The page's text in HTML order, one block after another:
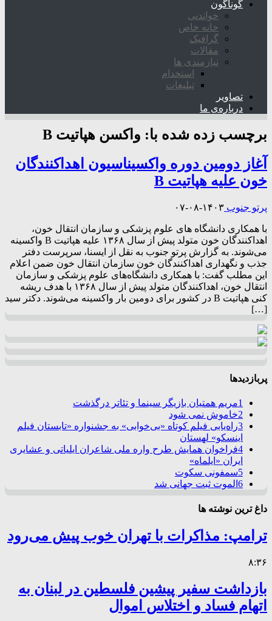
گوناگون
خواندنی
خانه خاص
گرافیک
مقالات
نیازمندی ها
استخدام
تبلیغات
تصاویر
درباره‌ی ما
برچسب زده شده با: واکسن هپاتیت B
آغاز دومین دوره واکسیناسیون اهداکنندگان
خون علیه هپاتیت B
پرتو جنوب ۱۴۰۳-۰۸-۰۷
با همکاری دانشگاه های علوم پزشکی و سازمان انتقال خون،
اهداکنندگان خون متولد پیش از سال ۱۳۶۸ علیه هپاتیت B واکسینه
می‌شوند. به گزارش پرتو جنوب به نقل از ایسنا، سرپرست دفتر
جذب و نگهداری اهداکنندگان خون سازمان انتقال خون ضمن اعلام
این مطلب گفت: با همکاری دانشگاه‌های علوم پزشکی و سازمان
انتقال خون، اهداکنندگان متولد پیش از سال ۱۳۶۸ با هدف ریشه
کنی هپاتیت B در کشور برای دومین بار واکسینه می‌شوند. دکتر سید
[…]
پربازدیدها
1مریم همتیان بازیگر سینما و تئاتر درگذشت
2خاموش نمی شود
3راه‌یابی فیلم کوتاه «بی‌خوابی» به جشنواره «تابستان فیلم
اینسکو» لهستان
4فراخوان همایش طرح واره ملی شاعران ایلیاتی و عشایری
ایران «ایلماه»
5سمفونی سکوت
6 الموت ثبت جهانی شد
داغ ترین نوشته ها
ترامپ: مذاکرات با تهران خوب پیش می‌رود
۸:۳۶
بازداشت سفیر پیشین فلسطین در لبنان به
اتهام فساد و اختلاس اموال